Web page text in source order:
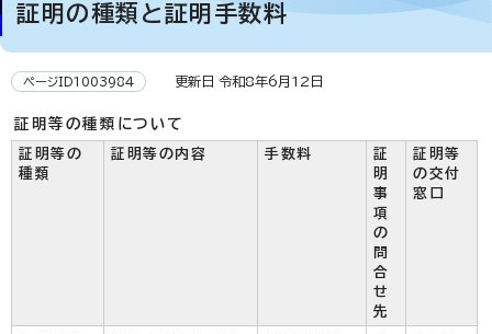
証明の種類と証明手数料
ページID1003984 更新日 令和8年6月12日
証明等の種類について
証明等の
種類
証明等の内容 手数料
証
明
事
項
の
問
合
せ
先
証明等
の交付
窓口